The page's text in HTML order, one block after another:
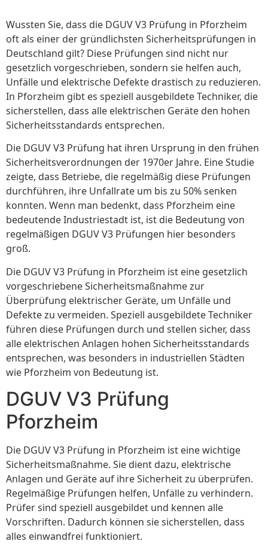
Wussten Sie, dass die DGUV V3 Prüfung in Pforzheim
oft als einer der gründlichsten Sicherheitsprüfungen in
Deutschland gilt? Diese Prüfungen sind nicht nur
gesetzlich vorgeschrieben, sondern sie helfen auch,
Unfälle und elektrische Defekte drastisch zu reduzieren.
In Pforzheim gibt es speziell ausgebildete Techniker, die
sicherstellen, dass alle elektrischen Geräte den hohen
Sicherheitsstandards entsprechen.
Die DGUV V3 Prüfung hat ihren Ursprung in den frühen
Sicherheitsverordnungen der 1970er Jahre. Eine Studie
zeigte, dass Betriebe, die regelmäßig diese Prüfungen
durchführen, ihre Unfallrate um bis zu 50% senken
konnten. Wenn man bedenkt, dass Pforzheim eine
bedeutende Industriestadt ist, ist die Bedeutung von
regelmäßigen DGUV V3 Prüfungen hier besonders
groß.
Die DGUV V3 Prüfung in Pforzheim ist eine gesetzlich
vorgeschriebene Sicherheitsmaßnahme zur
Überprüfung elektrischer Geräte, um Unfälle und
Defekte zu vermeiden. Speziell ausgebildete Techniker
führen diese Prüfungen durch und stellen sicher, dass
alle elektrischen Anlagen hohen Sicherheitsstandards
entsprechen, was besonders in industriellen Städten
wie Pforzheim von Bedeutung ist.
DGUV V3 Prüfung
Pforzheim
Die DGUV V3 Prüfung in Pforzheim ist eine wichtige
Sicherheitsmaßnahme. Sie dient dazu, elektrische
Anlagen und Geräte auf ihre Sicherheit zu überprüfen.
Regelmäßige Prüfungen helfen, Unfälle zu verhindern.
Prüfer sind speziell ausgebildet und kennen alle
Vorschriften. Dadurch können sie sicherstellen, dass
alles einwandfrei funktioniert.